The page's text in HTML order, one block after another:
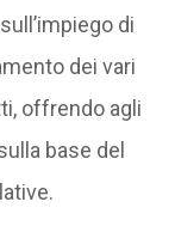
di
dei vari
offrendo agli
base del